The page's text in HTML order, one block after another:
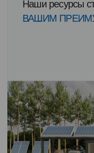
Наши ресурсы
ВАШИМ